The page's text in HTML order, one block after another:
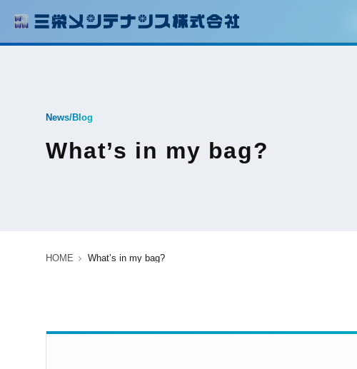
News/Blog
What’s in my bag?
HOME What’s in my bag?